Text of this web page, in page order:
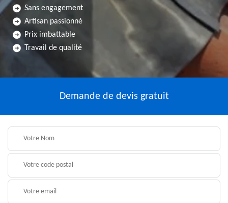
Sans engagement
Artisan passionné
Prix imbattable
Travail de qualité
Demande de devis gratuit